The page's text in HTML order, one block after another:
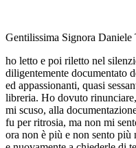
Gentilissima Signora Daniele
ho letto e poi riletto nel
diligentemente documentato
ed appassionanti, quasi
libreria. Ho dovuto
mi scuso, alla
fu per ritrosia, ma non mi
ora non è più e non sento